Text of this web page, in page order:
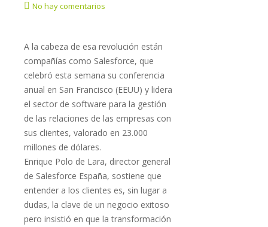
No hay comentarios
A la cabeza de esa revolución están
compañías como Salesforce, que
celebró esta semana su conferencia
anual en San Francisco (EEUU) y lidera
el sector de software para la gestión
de las relaciones de las empresas con
sus clientes, valorado en 23.000
millones de dólares.
Enrique Polo de Lara, director general
de Salesforce España, sostiene que
entender a los clientes es, sin lugar a
dudas, la clave de un negocio exitoso
pero insistió en que la transformación